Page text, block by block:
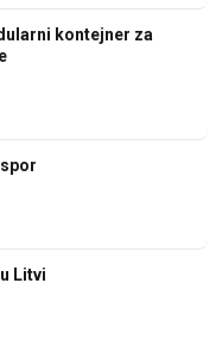
kontejner za
Litvi